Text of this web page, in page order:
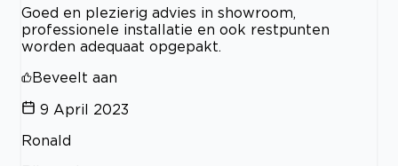
Goed en plezierig advies in showroom,
professionele installatie en ook restpunten
worden adequaat opgepakt.
Beveelt aan
9 April 2023
Ronald